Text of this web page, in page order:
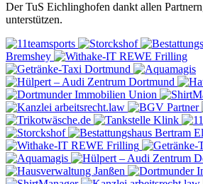
Der TuS Eichlinghofen dankt allen
unterstützen.
Bremshey
REWE Frilling
REWE Frilling